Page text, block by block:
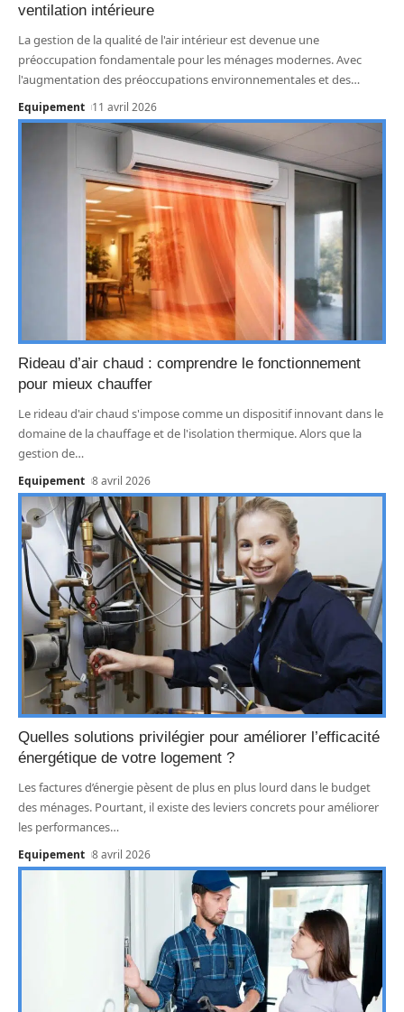
ventilation intérieure
La gestion de la qualité de l'air intérieur est devenue une
préoccupation fondamentale pour les ménages modernes. Avec
l'augmentation des préoccupations environnementales et des…
Equipement 11 avril 2026
Rideau d’air chaud : comprendre le fonctionnement
pour mieux chauffer
Le rideau d'air chaud s'impose comme un dispositif innovant dans le
domaine de la chauffage et de l'isolation thermique. Alors que la
gestion de…
Equipement 8 avril 2026
Quelles solutions privilégier pour améliorer l’efficacité
énergétique de votre logement ?
Les factures d’énergie pèsent de plus en plus lourd dans le budget
des ménages. Pourtant, il existe des leviers concrets pour améliorer
les performances…
Equipement 8 avril 2026